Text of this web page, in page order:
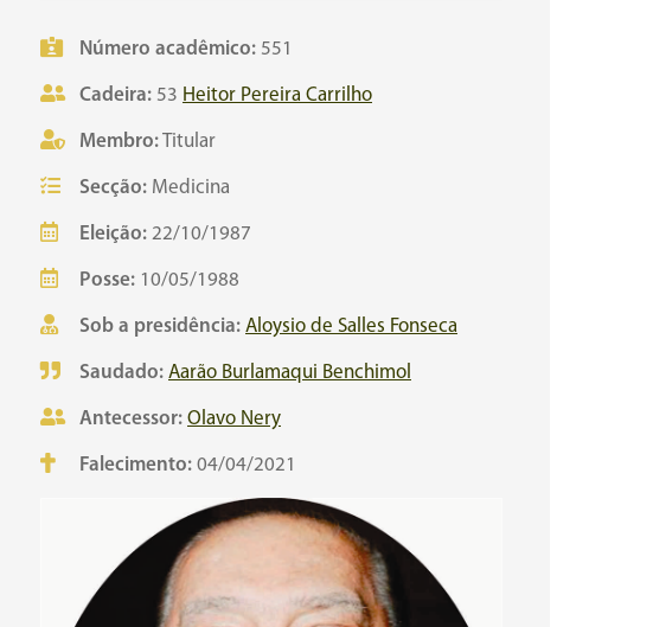
Número acadêmico: 551
Cadeira: 53 Heitor Pereira Carrilho
Membro:Titular
Secção: Medicina
Eleição: 22/10/1987
Posse: 10/05/1988
Sob a presidência: Aloysio de Salles Fonseca
Saudado: Aarão Burlamaqui Benchimol
Antecessor: Olavo Nery
Falecimento: 04/04/2021